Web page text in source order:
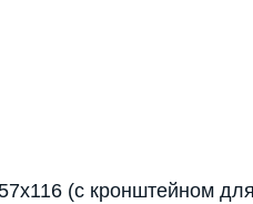
(с кронштейном